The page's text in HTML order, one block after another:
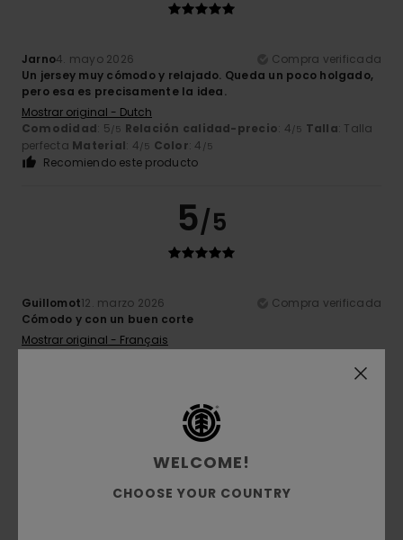
Jarno4. mayo 2026
Compra verificada
Un jersey muy cómodo y relajado. Queda un poco holgado,
pero esa es precisamente la idea.
Mostrar original - Dutch
Comodidad: 5/5 Relación calidad-precio: 4/5 Talla: Talla
perfecta Material: 4/5 Color: 4 /5
Recomiendo este producto
5/5
Guillomot12. marzo 2026
Compra verificada
Cómodo y con un buen corte
Mostrar original - Français
5/5
WELCOME!
CHOOSE YOUR COUNTRY